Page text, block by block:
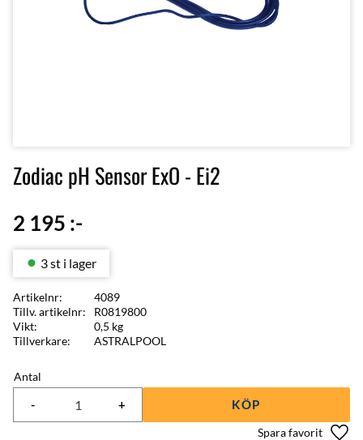
Zodiac pH Sensor ExO - Ei2
2 195 :-
Antal
+
- KÖP
3 st i lager
Artikelnr
4089
Tillv. artikelnr
R0819800
Vikt
0,5 kg
Tillverkare
ASTRALPOOL